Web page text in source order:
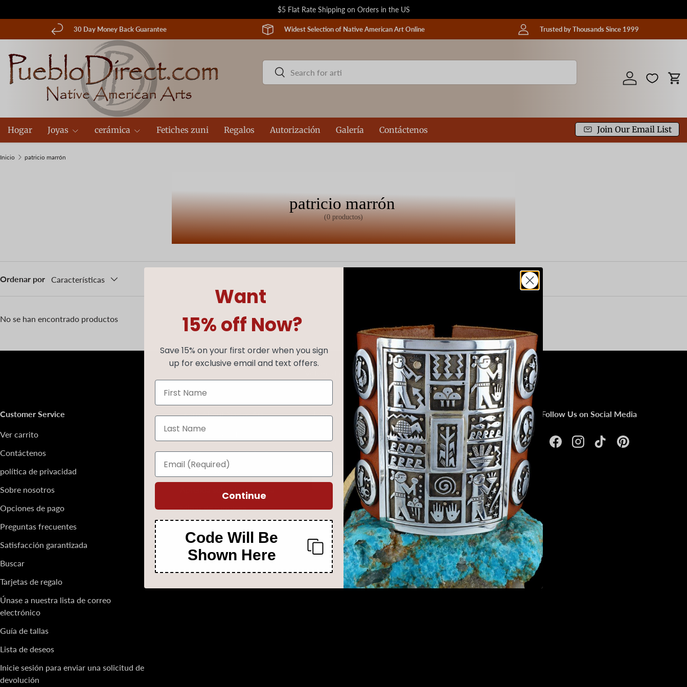
Ir al contenido
$5 Flat Rate Shipping on Orders in the US
30 Day Money Back Guarantee Widest Selection of Native American Art Online Trusted by Thousands Since 1999
Buscar
Buscar
Iniciar sesión
Hogar Joyas cerámica Fetiches zuni Regalos Autorización Galería Contáctenos Join Our Email List
Inicio patricio marrón
patricio marrón
(0 productos)
Ordenar por Características
No se han encontrado productos
Volver al principio
Customer Service
Ver carrito
Contáctenos
política de privacidad
Sobre nosotros
Opciones de pago
Preguntas frecuentes
Satisfacción garantizada
Buscar
Tarjetas de regalo
Únase a nuestra lista de correo
electrónico
Guía de tallas
Lista de deseos
Inicie sesión para enviar una solicitud de
devolución
Learn About Native Art
Biografías de artistas
Significados del fetiche zuñi
Significados de Kachina
Aprenda sobre la turquesa
Minas de turquesa
Join Our Email List
Sign up for exclusive discounts and new
product updates.
Correo electrónico Suscribirse
Follow Us on Social Media
FacebookInstagramTikTokPinterest
Want
15% off Now?
Save 15% on your first order when you sign
up for exclusive email and text offers.
Continue
Code Will Be
Shown Here